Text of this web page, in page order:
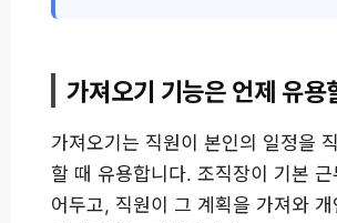
가져오기 기능은 언제 유용
가져오기는 직원이 본인의 일정을
할 때 유용합니다. 조직장이 기본
어두고, 직원이 그 계획을 가져와